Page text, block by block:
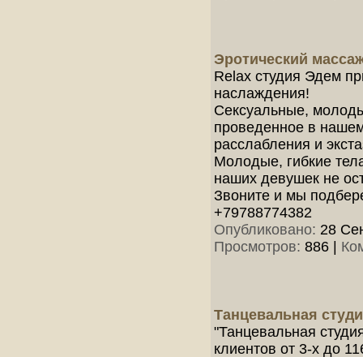
Эротический
Relax студия Эдем
наслаждения!
Сексуальные,
проведенное в
расслабления и
Молодые, гибкие
наших девушек не
Звоните и мы
+79788774382
Опубликовано: 28
Просмотров: 886
Танцевальная
"Танцевальная
клиентов от 3-х до